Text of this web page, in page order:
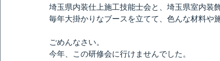
埼玉県内装仕上施工技能士会と、埼玉県室内装
毎年大掛かりなブースを立てて、色んな材料や
ごめんなさい。
今年、この研修会に行けませんでした。